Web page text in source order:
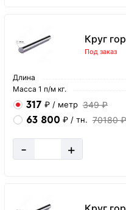
Круг
Под заказ
Длина
Масса 1 п/м кг.
317 ₽ / метр 349 ₽
63 800 ₽ / тн. 70180 ₽
- +